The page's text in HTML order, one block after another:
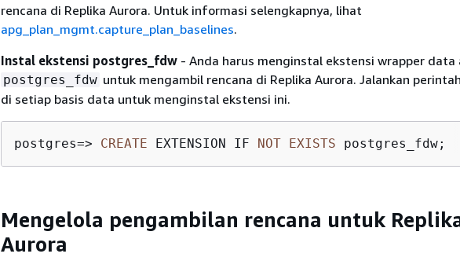
rencana di Replika Aurora. Untuk informasi selengkapnya, lihat
apg_plan_mgmt.capture_plan_baselines.
Instal ekstensi postgres_fdw - Anda harus menginstal ekstensi wrapper data
postgres_fdw untuk mengambil rencana di Replika Aurora. Jalankan
di setiap basis data untuk menginstal ekstensi ini.
postgres=> CREATE EXTENSION IF NOT EXISTS postgres_fdw;
Mengelola pengambilan rencana untuk
Aurora